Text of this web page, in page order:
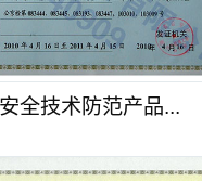
全技术防范产品...